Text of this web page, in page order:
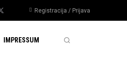
Registracija / Prijava
IMPRESSUM